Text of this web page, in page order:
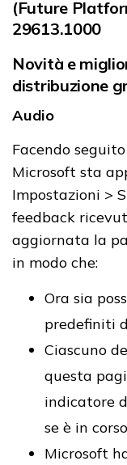
(Future
29613.1000
Novità e
distribuzione
Audio
Facendo
Microsoft sta
Impostazioni >
feedback
aggiornata la
in modo che:
Ora sia
predefiniti
Ciascuno
questa
indicatore
se è in
Microsoft